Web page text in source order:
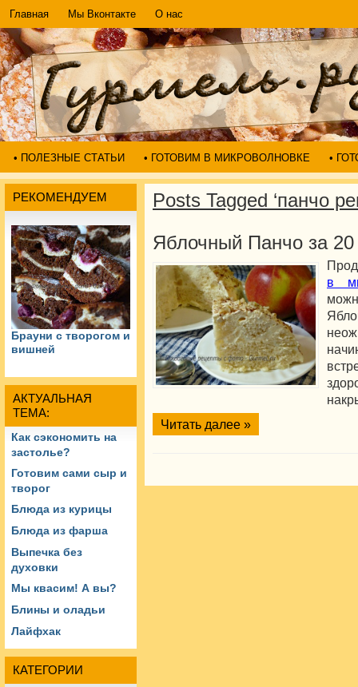
Главная Мы Вконтакте О нас
• ПОЛЕЗНЫЕ СТАТЬИ • ГОТОВИМ В МИКРОВОЛНОВКЕ •
РЕКОМЕНДУЕМ
Брауни с творогом и
вишней
АКТУАЛЬНАЯ
ТЕМА:
Как сэкономить на
застолье?
Готовим сами сыр и
творог
Блюда из курицы
Блюда из фарша
Выпечка без
духовки
Мы квасим! А вы?
Блины и оладьи
Лайфхак
КАТЕГОРИИ
Posts Tagged ‘панчо
Яблочный Панчо за
в
Читать далее »